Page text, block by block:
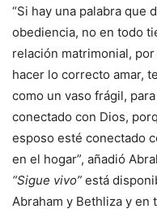
“Si hay una palabra que
obediencia, no en todo
relación matrimonial,
hacer lo correcto amar,
como un vaso frágil,
conectado con Dios,
esposo esté conectado
en el hogar”, añadió
“Sigue vivo” está
Abraham y Bethliza y en